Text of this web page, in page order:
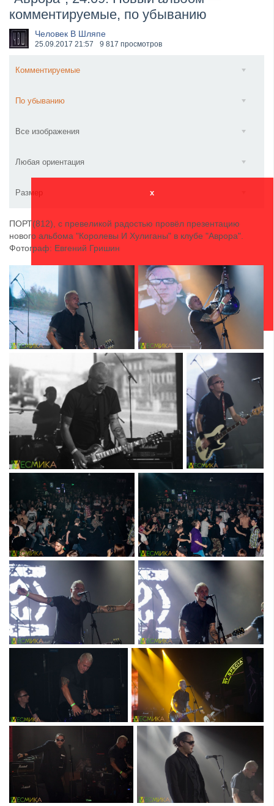
​Anthrax выпустили новый сингл и клип «Everybod...
комментируемые, по убыванию
Человек В Шляпе
25.09.2017 21:57 9 817 просмотров
Комментируемые
По убыванию
Все изображения
Любая ориентация
Размер x
ПОРТ(812), с превеликой радостью провёл презентацию
нового альбома "Королевы И Хулиганы" в клубе "Аврора".
Фотограф: Евгений Гришин